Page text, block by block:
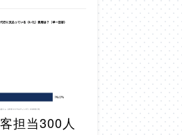
担当300人